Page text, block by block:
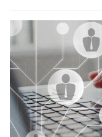
operazioni, bensì